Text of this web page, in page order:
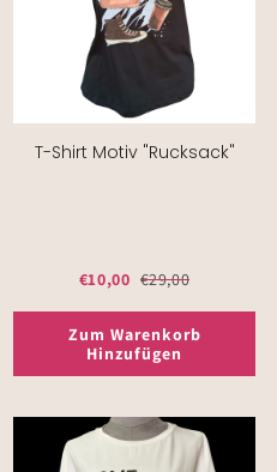
T-Shirt Motiv "Rucksack"
€10,00 €29,00
Zum Warenkorb
Hinzufügen